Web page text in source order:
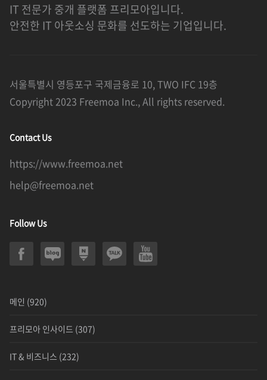
IT 전문가 중개 플랫폼 프리모아입니다.
안전한 IT 아웃소싱 문화를 선도하는 기업입니다.
서울특별시 영등포구 국제금융로 10, TWO IFC 19층
Copyright 2023 Freemoa Inc., All rights reserved.
Contact Us
https://www.freemoa.net
help@freemoa.net
Follow Us
메인 (920)
프리모아 인사이드 (307)
IT & 비즈니스 (232)